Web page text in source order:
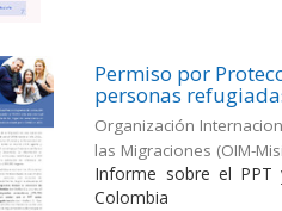
Permiso por
personas
Organización
las Migraciones (OIM-
Informe sobre el PPT
Colombia